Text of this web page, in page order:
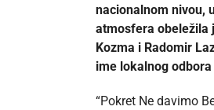
nacionalnom nivou,
atmosfera obeležila
Kozma i Radomir
ime lokalnog odbora
“Pokret Ne davimo